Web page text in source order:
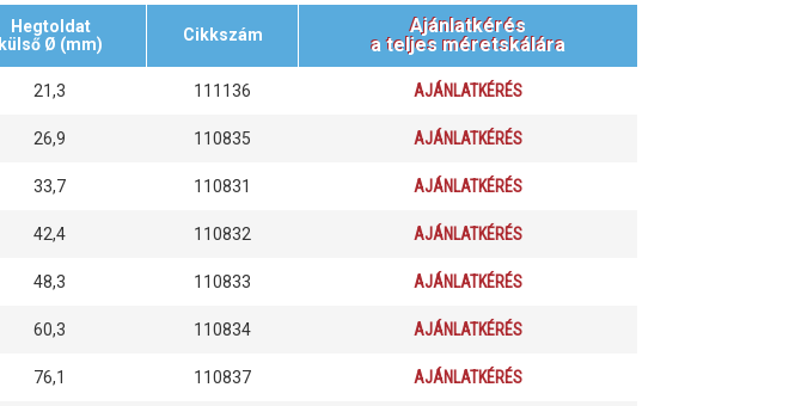
Hegtoldat
külső Ø (mm)
Cikkszám
Ajánlatkérés
a teljes méretskálára
21,3 111136 AJÁNLATKÉRÉS
26,9 110835 AJÁNLATKÉRÉS
33,7 110831 AJÁNLATKÉRÉS
42,4 110832 AJÁNLATKÉRÉS
48,3 110833 AJÁNLATKÉRÉS
60,3 110834 AJÁNLATKÉRÉS
76,1 110837 AJÁNLATKÉRÉS